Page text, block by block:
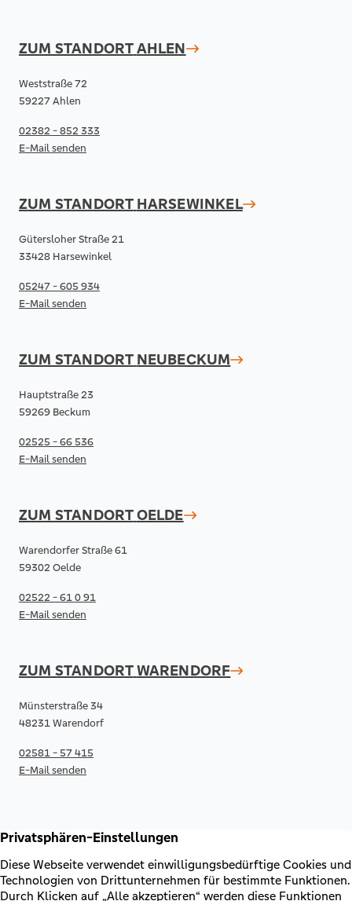
ZUM STANDORTAHLEN
Weststraße 72
59227 Ahlen
02382 - 852 333
E-Mail senden
ZUM STANDORT HARSEWINKEL
Gütersloher Straße 21
33428 Harsewinkel
05247 - 605 934
E-Mail senden
ZUM STANDORT NEUBECKUM
Hauptstraße 23
59269 Beckum
02525 - 66 536
E-Mail senden
ZUM STANDORTOELDE
Warendorfer Straße 61
59302 Oelde
02522 - 61 0 91
E-Mail senden
ZUM STANDORTWARENDORF
Münsterstraße 34
48231 Warendorf
02581 - 57 415
E-Mail senden
RECHTLICHES & KONTAKT
Kontakt
AGB & Sonderbedingungen